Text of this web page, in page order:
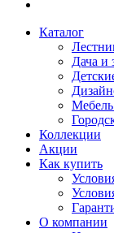
Каталог
Дача и
Коллекции
Акции
Как купить
О компании